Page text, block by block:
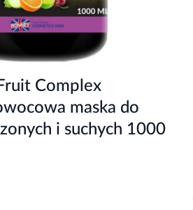
Complex
maska do
i suchych 1000